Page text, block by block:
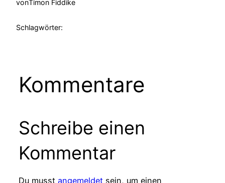
vonTimon Fiddike
Schlagwörter:
Kommentare
Schreibe einen
Kommentar
Du musst angemeldetsein, um einen